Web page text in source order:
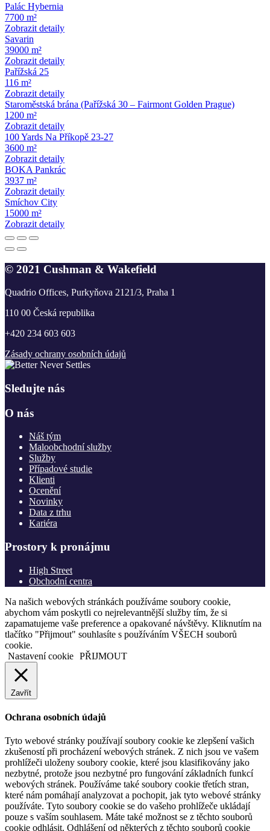
Palác Hybernia
7700 m²
Zobrazit detaily
Savarin
39000 m²
Zobrazit detaily
Pařížská 25
116 m²
Zobrazit detaily
Staroměstská brána (Pařížská 30 – Fairmont Golden Prague)
1200 m²
Zobrazit detaily
100 Yards Na Příkopě 23-27
3600 m²
Zobrazit detaily
BOKA Pankrác
3937 m²
Zobrazit detaily
Smíchov City
15000 m²
Zobrazit detaily
© 2021 Cushman & Wakefield
Quadrio Offices, Purkyňova 2121/3, Praha 1
110 00 Česká republika
+420 234 603 603
Zásady ochrany osobních údajů
Sledujte nás
O nás
Náš tým
Maloobchodní služby
Služby
Případové studie
Klienti
Ocenění
Novinky
Data z trhu
Kariéra
Prostory k pronájmu
High Street
Obchodní centra
Na našich webových stránkách používáme soubory cookie,
abychom vám poskytli co nejrelevantnější služby tím, že si
zapamatujeme vaše preference a opakované návštěvy. Kliknutím na
tlačítko "Přijmout" souhlasíte s používáním VŠECH souborů
cookie.
Nastavení cookie PŘIJMOUT
Zavřít
Ochrana osobních údajů
Tyto webové stránky používají soubory cookie ke zlepšení vašich
zkušeností při procházení webových stránek. Z nich jsou ve vašem
prohlížeči uloženy soubory cookie, které jsou klasifikovány jako
nezbytné, protože jsou nezbytné pro fungování základních funkcí
webových stránek. Používáme také soubory cookie třetích stran,
které nám pomáhají analyzovat a pochopit, jak tyto webové stránky
používáte. Tyto soubory cookie se do vašeho prohlížeče ukládají
pouze s vaším souhlasem. Máte také možnost se z těchto souborů
cookie odhlásit. Odhlášení od některých z těchto souborů cookie